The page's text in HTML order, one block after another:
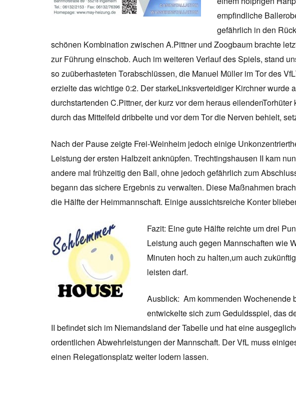
empfindliche
gefährlich in den
schönen Kombination zwischen A.Pittner und Zoogbaum brachte
zur Führung einschob. Auch im weiteren Verlauf des Spiels, stand
so zuüberhasteten Torabschlüssen, die Manuel Müller im Tor des
erzielte das wichtige 0:2. Der starkeLinksverteidiger Kirchner
durchstartenden C.Pittner, der kurz vor dem heraus
durch das Mittelfeld dribbelte und vor dem Tor die Nerven behielt,
Nach der Pause zeigte Frei-Weinheim jedoch einige
Leistung der ersten Halbzeit anknüpfen. Trechtingshausen II kam
andere mal frühzeitig den Ball, ohne jedoch gefährlich zum
begann das sichere Ergebnis zu verwalten. Diese Maßnahmen
die Hälfte der Heimmannschaft. Einige aussichtsreiche Konter
Fazit: Eine gute Hälfte reichte um drei
Leistung auch gegen Mannschaften wie
Minuten hoch zu halten,um auch
leisten darf.
Ausblick: Am kommenden Wochenende
entwickelte sich zum Geduldsspiel, das
II befindet sich im Niemandsland der Tabelle und hat eine
ordentlichen Abwehrleistungen der Mannschaft. Der VfL muss
einen Relegationsplatz weiter lodern lassen.